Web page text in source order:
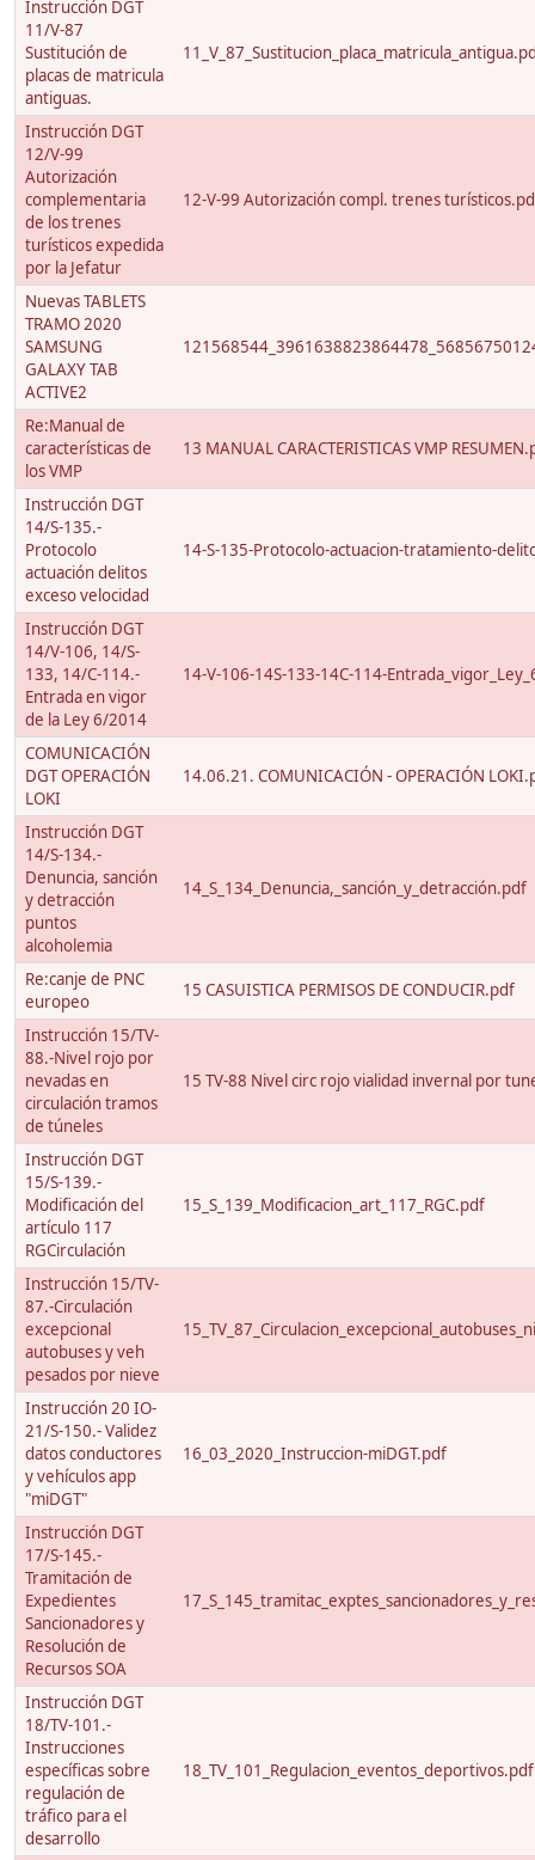
Instrucción DGT
11/V-87
Sustitución de
placas de matricula
antiguas.
Instrucción DGT
12/V-99
Autorización
complementaria
de los trenes
turísticos expedida
por la Jefatur
12-V-99 Autorización compl. trenes
Nuevas TABLETS
TRAMO 2020
SAMSUNG
GALAXY TAB
ACTIVE2
Re:Manual de
características de
los VMP
13 MANUAL CARACTERISTICAS VMP
Instrucción DGT
14/S-135.-
Protocolo
actuación delitos
exceso velocidad
14-S-135-Protocolo-actuacion-tratamiento-
Instrucción DGT
14/V-106, 14/S-
133, 14/C-114.-
Entrada en vigor
de la Ley 6/2014
14-V-106-14S-133-14C-114-
COMUNICACIÓN
DGT OPERACIÓN
LOKI
14.06.21. COMUNICACIÓN - OPERACIÓN
Instrucción DGT
14/S-134.-
Denuncia, sanción
y detracción
puntos
alcoholemia
14_S_134_Denuncia,_sanción_y_detracción.pdf
Re:canje de PNC
europeo
15 CASUISTICA PERMISOS DE CONDUCIR.pdf
Instrucción 15/TV-
88.-Nivel rojo por
nevadas en
circulación tramos
de túneles
15 TV-88 Nivel circ rojo vialidad invernal por
Instrucción DGT
15/S-139.-
Modificación del
artículo 117
RGCirculación
15_S_139_Modificacion_art_117_RGC.pdf
Instrucción 15/TV-
87.-Circulación
excepcional
autobuses y veh
pesados por nieve
Instrucción 20 IO-
21/S-150.- Validez
datos conductores
y vehículos app
"miDGT"
16_03_2020_Instruccion-miDGT.pdf
Instrucción DGT
17/S-145.-
Tramitación de
Expedientes
Sancionadores y
Resolución de
Recursos SOA
Instrucción DGT
18/TV-101.-
Instrucciones
específicas sobre
regulación de
tráfico para el
desarrollo
18_TV_101_Regulacion_eventos_deportivos.pdf